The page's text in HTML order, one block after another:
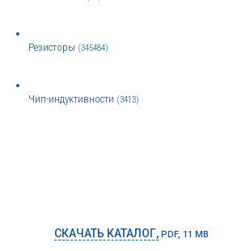
Резисторы (345484)
Чип-индуктивности (3413)
СКАЧАТЬ КАТАЛОГ, PDF, 11 MB